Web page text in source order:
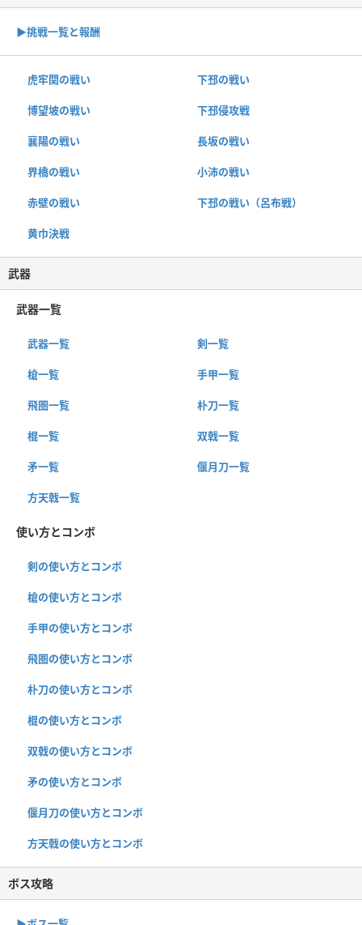
▶︎挑戦一覧と報酬
虎牢関の戦い 下邳の戦い
博望坡の戦い 下邳侵攻戦
襄陽の戦い 長坂の戦い
界橋の戦い 小沛の戦い
赤壁の戦い 下邳の戦い（呂布戦）
黄巾決戦
武器
武器一覧
武器一覧 剣一覧
槍一覧 手甲一覧
飛圏一覧 朴刀一覧
棍一覧 双戟一覧
矛一覧 偃月刀一覧
方天戟一覧
使い方とコンボ
剣の使い方とコンボ
槍の使い方とコンボ
手甲の使い方とコンボ
飛圏の使い方とコンボ
朴刀の使い方とコンボ
棍の使い方とコンボ
双戟の使い方とコンボ
矛の使い方とコンボ
偃月刀の使い方とコンボ
方天戟の使い方とコンボ
ボス攻略